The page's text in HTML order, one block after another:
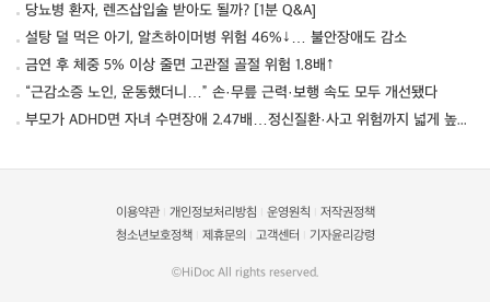
당뇨병 환자, 렌즈삽입술 받아도 될까? [1분 Q&A]
설탕 덜 먹은 아기, 알츠하이머병 위험 46%↓… 불안장애도 감소
금연 후 체중 5% 이상 줄면 고관절 골절 위험 1.8배↑
“근감소증 노인, 운동했더니…” 손·무릎 근력·보행 속도 모두 개선됐다
부모가 ADHD면 자녀 수면장애 2.47배…정신질환·사고 위험까지 넓게 높였다
이용약관 개인정보처리방침 운영원칙
저작권정책
청소년보호정책
제휴문의 고객센터 기자윤리강령
©HiDoc All rights reserved.